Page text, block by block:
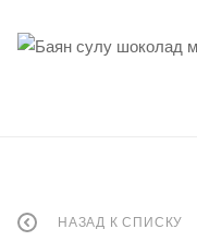
НАЗАД К СПИСКУ